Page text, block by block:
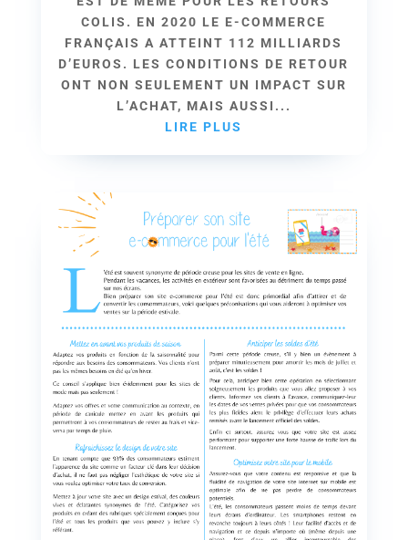
COLIS. EN 2020 LE E-COMMERCE
FRANÇAIS A ATTEINT 112 MILLIARDS
D’EUROS. LES CONDITIONS DE RETOUR
ONT NON SEULEMENT UN IMPACT SUR
L’ACHAT, MAIS AUSSI...
LIRE PLUS